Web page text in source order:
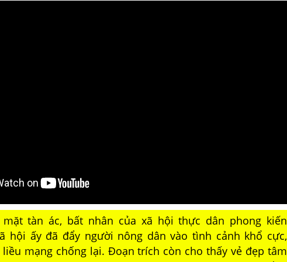
tàn ác, bất nhân của xã hội thực dân phong kiến
hội ấy đã đẩy người nông dân vào tình cảnh khổ cực,
mạng chống lại. Đoạn trích còn cho thấy vẻ đẹp tâm